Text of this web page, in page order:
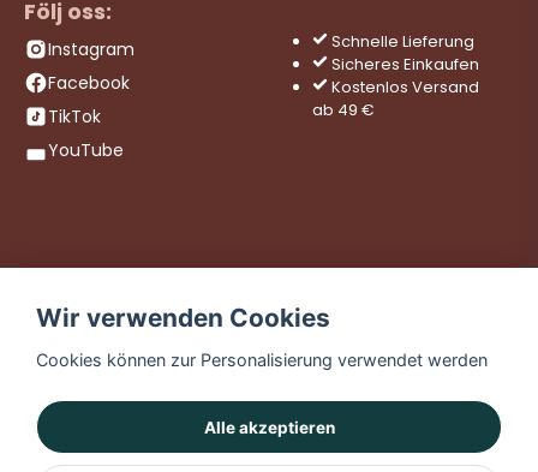
Följ oss:
Instagram
Facebook
TikTok
YouTube
Schnelle Lieferung
Sicheres Einkaufen
Kostenlos Versand
ab 49 €
Wir verwenden Cookies
Cookies können zur Personalisierung verwendet werden
Alle akzeptieren